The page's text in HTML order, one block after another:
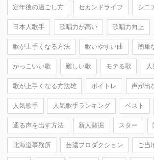
定年後の過ごし方 セカンドライフ シニ
日本人歌手 歌唱力が高い 歌唱力向上
歌が上手くなる方法 歌いやすい曲 簡単
かっこいい歌 難しい歌 モテる歌
歌が上手くなる方法雄 ボイトレ 声が出
人気歌手 人気歌手ランキング ベスト
通る声を出す方法 新人発掘 スター
北海道事務所 芸濃プロダクション ご当